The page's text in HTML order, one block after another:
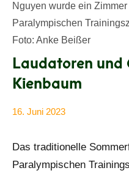
Nguyen wurde ein
Paralympischen
Foto: Anke Beißer
Laudatoren und
Kienbaum
16. Juni 2023
Das traditionelle
Paralympischen